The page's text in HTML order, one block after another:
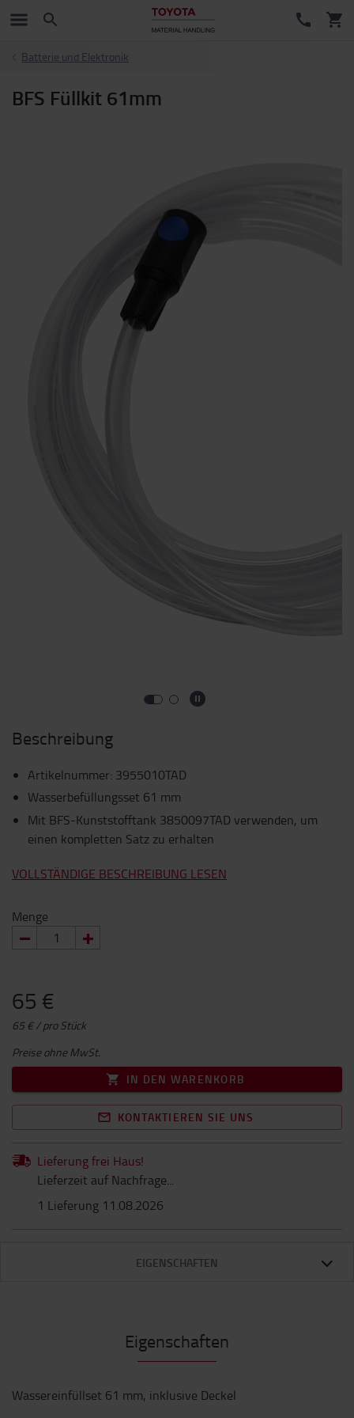
Batterie und Elektronik
BFS Füllkit 61mm
Beschreibung
Artikelnummer: 3955010TAD
Wasserbefüllungsset 61 mm
Mit BFS-Kunststofftank 3850097TAD verwenden, um
einen kompletten Satz zu erhalten
VOLLSTÄNDIGE BESCHREIBUNG LESEN
Menge
65 €
65 € / pro Stück
Preise ohne MwSt.
IN DEN WARENKORB
KONTAKTIEREN SIE UNS
Lieferung frei Haus!
Lieferzeit auf Nachfrage...
1 Lieferung 11.08.2026
EIGENSCHAFTEN
Eigenschaften
Wassereinfüllset 61 mm, inklusive Deckel